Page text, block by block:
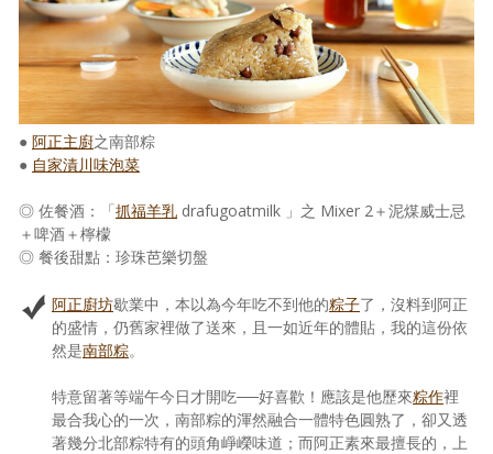
創意出版服務
歷史區
關於Yilan
個人著作
活動實況記錄
媒體報導一覽
合作與代言
訂閱電子報
● 阿正主廚之南部粽
● 自家漬川味泡菜
◎ 佐餐酒：「抓福羊乳 drafugoatmilk 」之 Mixer 2＋泥煤威士忌
＋啤酒＋檸檬
◎ 餐後甜點：珍珠芭樂切盤
阿正廚坊歇業中，本以為今年吃不到他的粽子了，沒料到阿正
的盛情，仍舊家裡做了送來，且一如近年的體貼，我的這份依
然是南部粽。
特意留著等端午今日才開吃──好喜歡！應該是他歷來粽作裡
最合我心的一次，南部粽的渾然融合一體特色圓熟了，卻又透
著幾分北部粽特有的頭角崢嶸味道；而阿正素來最擅長的，上